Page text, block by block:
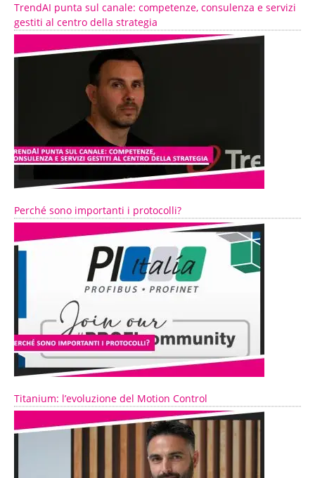
TrendAI punta sul canale: competenze, consulenza e servizi
gestiti al centro della strategia
Perché sono importanti i protocolli?
Titanium: l’evoluzione del Motion Control